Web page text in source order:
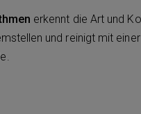
erkennt die Art und
und reinigt mit